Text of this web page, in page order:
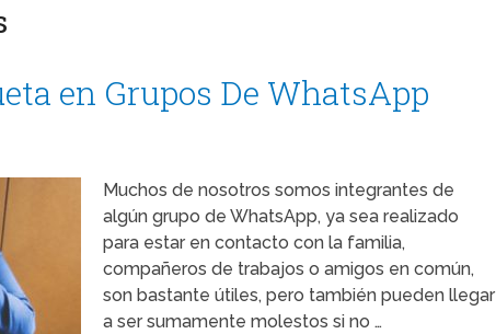
en Grupos De WhatsApp
Muchos de nosotros somos integrantes de
algún grupo de WhatsApp, ya sea realizado
para estar en contacto con la familia,
compañeros de trabajos o amigos en común,
son bastante útiles, pero también pueden llegar
a ser sumamente molestos si no …